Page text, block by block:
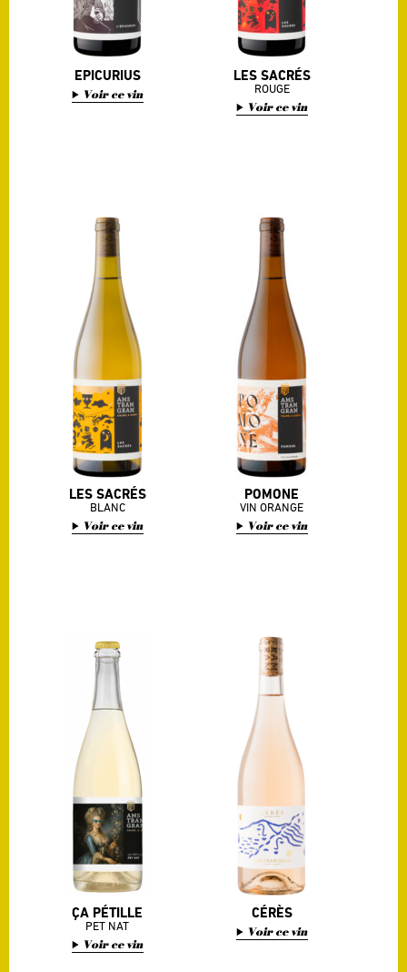
EPICURIUS
Voir ce vin
LES SACRÉS
ROUGE
Voir ce vin
LES SACRÉS
BLANC
Voir ce vin
POMONE
VIN ORANGE
Voir ce vin
ÇA PÉTILLE
PET NAT
Voir ce vin
CÉRÈS
Voir ce vin